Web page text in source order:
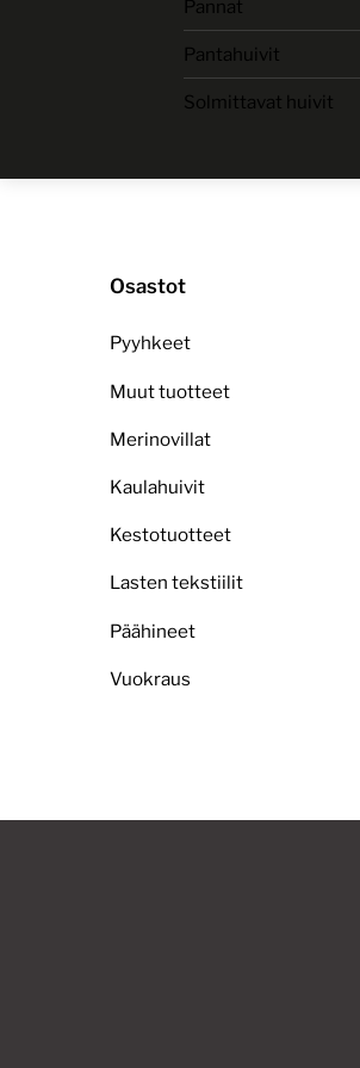
Pannat
Pantahuivit
Solmittavat huivit
Osastot
Pyyhkeet
Muut tuotteet
Merinovillat
Kaulahuivit
Kestotuotteet
Lasten tekstiilit
Päähineet
Vuokraus